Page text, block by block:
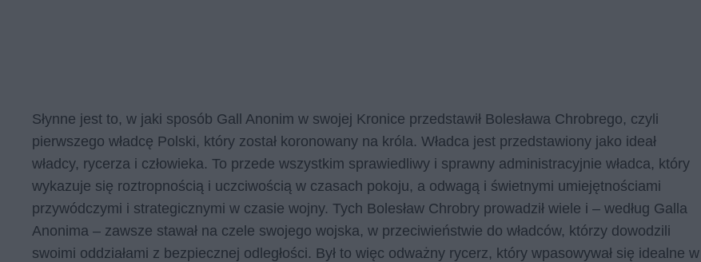
Słynne jest to, w jaki sposób Gall Anonim w swojej Kronice przedstawił Bolesława Chrobrego, czyli
pierwszego władcę Polski, który został koronowany na króla. Władca jest przedstawiony jako ideał
władcy, rycerza i człowieka. To przede wszystkim sprawiedliwy i sprawny administracyjnie władca, który
wykazuje się roztropnością i uczciwością w czasach pokoju, a odwagą i świetnymi umiejętnościami
przywódczymi i strategicznymi w czasie wojny. Tych Bolesław Chrobry prowadził wiele i – według Galla
Anonima – zawsze stawał na czele swojego wojska, w przeciwieństwie do władców, którzy dowodzili
swoimi oddziałami z bezpiecznej odległości. Był to więc odważny rycerz, który wpasowywał się idealne w